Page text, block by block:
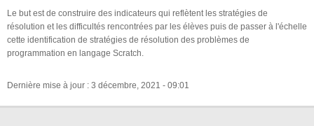
Le but est de construire des indicateurs qui reflètent les stratégies de
résolution et les difficultés rencontrées par les élèves puis de passer à l'échelle
cette identification de stratégies de résolution des problèmes de
programmation en langage Scratch.
Dernière mise à jour : 3 décembre, 2021 - 09:01